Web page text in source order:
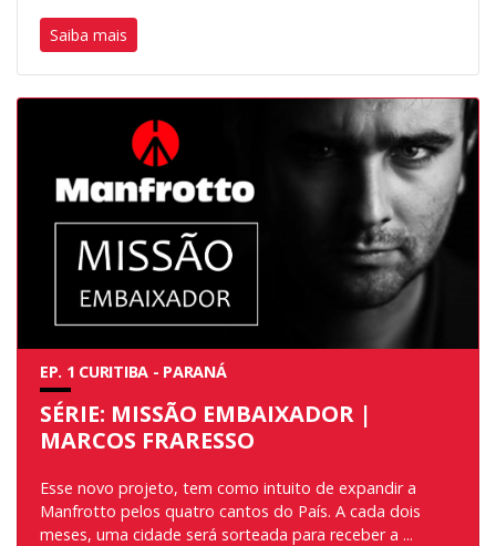
Saiba mais
EP. 1 CURITIBA - PARANÁ
SÉRIE: MISSÃO EMBAIXADOR |
MARCOS FRARESSO
Esse novo projeto, tem como intuito de expandir a
Manfrotto pelos quatro cantos do País. A cada dois
meses, uma cidade será sorteada para receber a ...